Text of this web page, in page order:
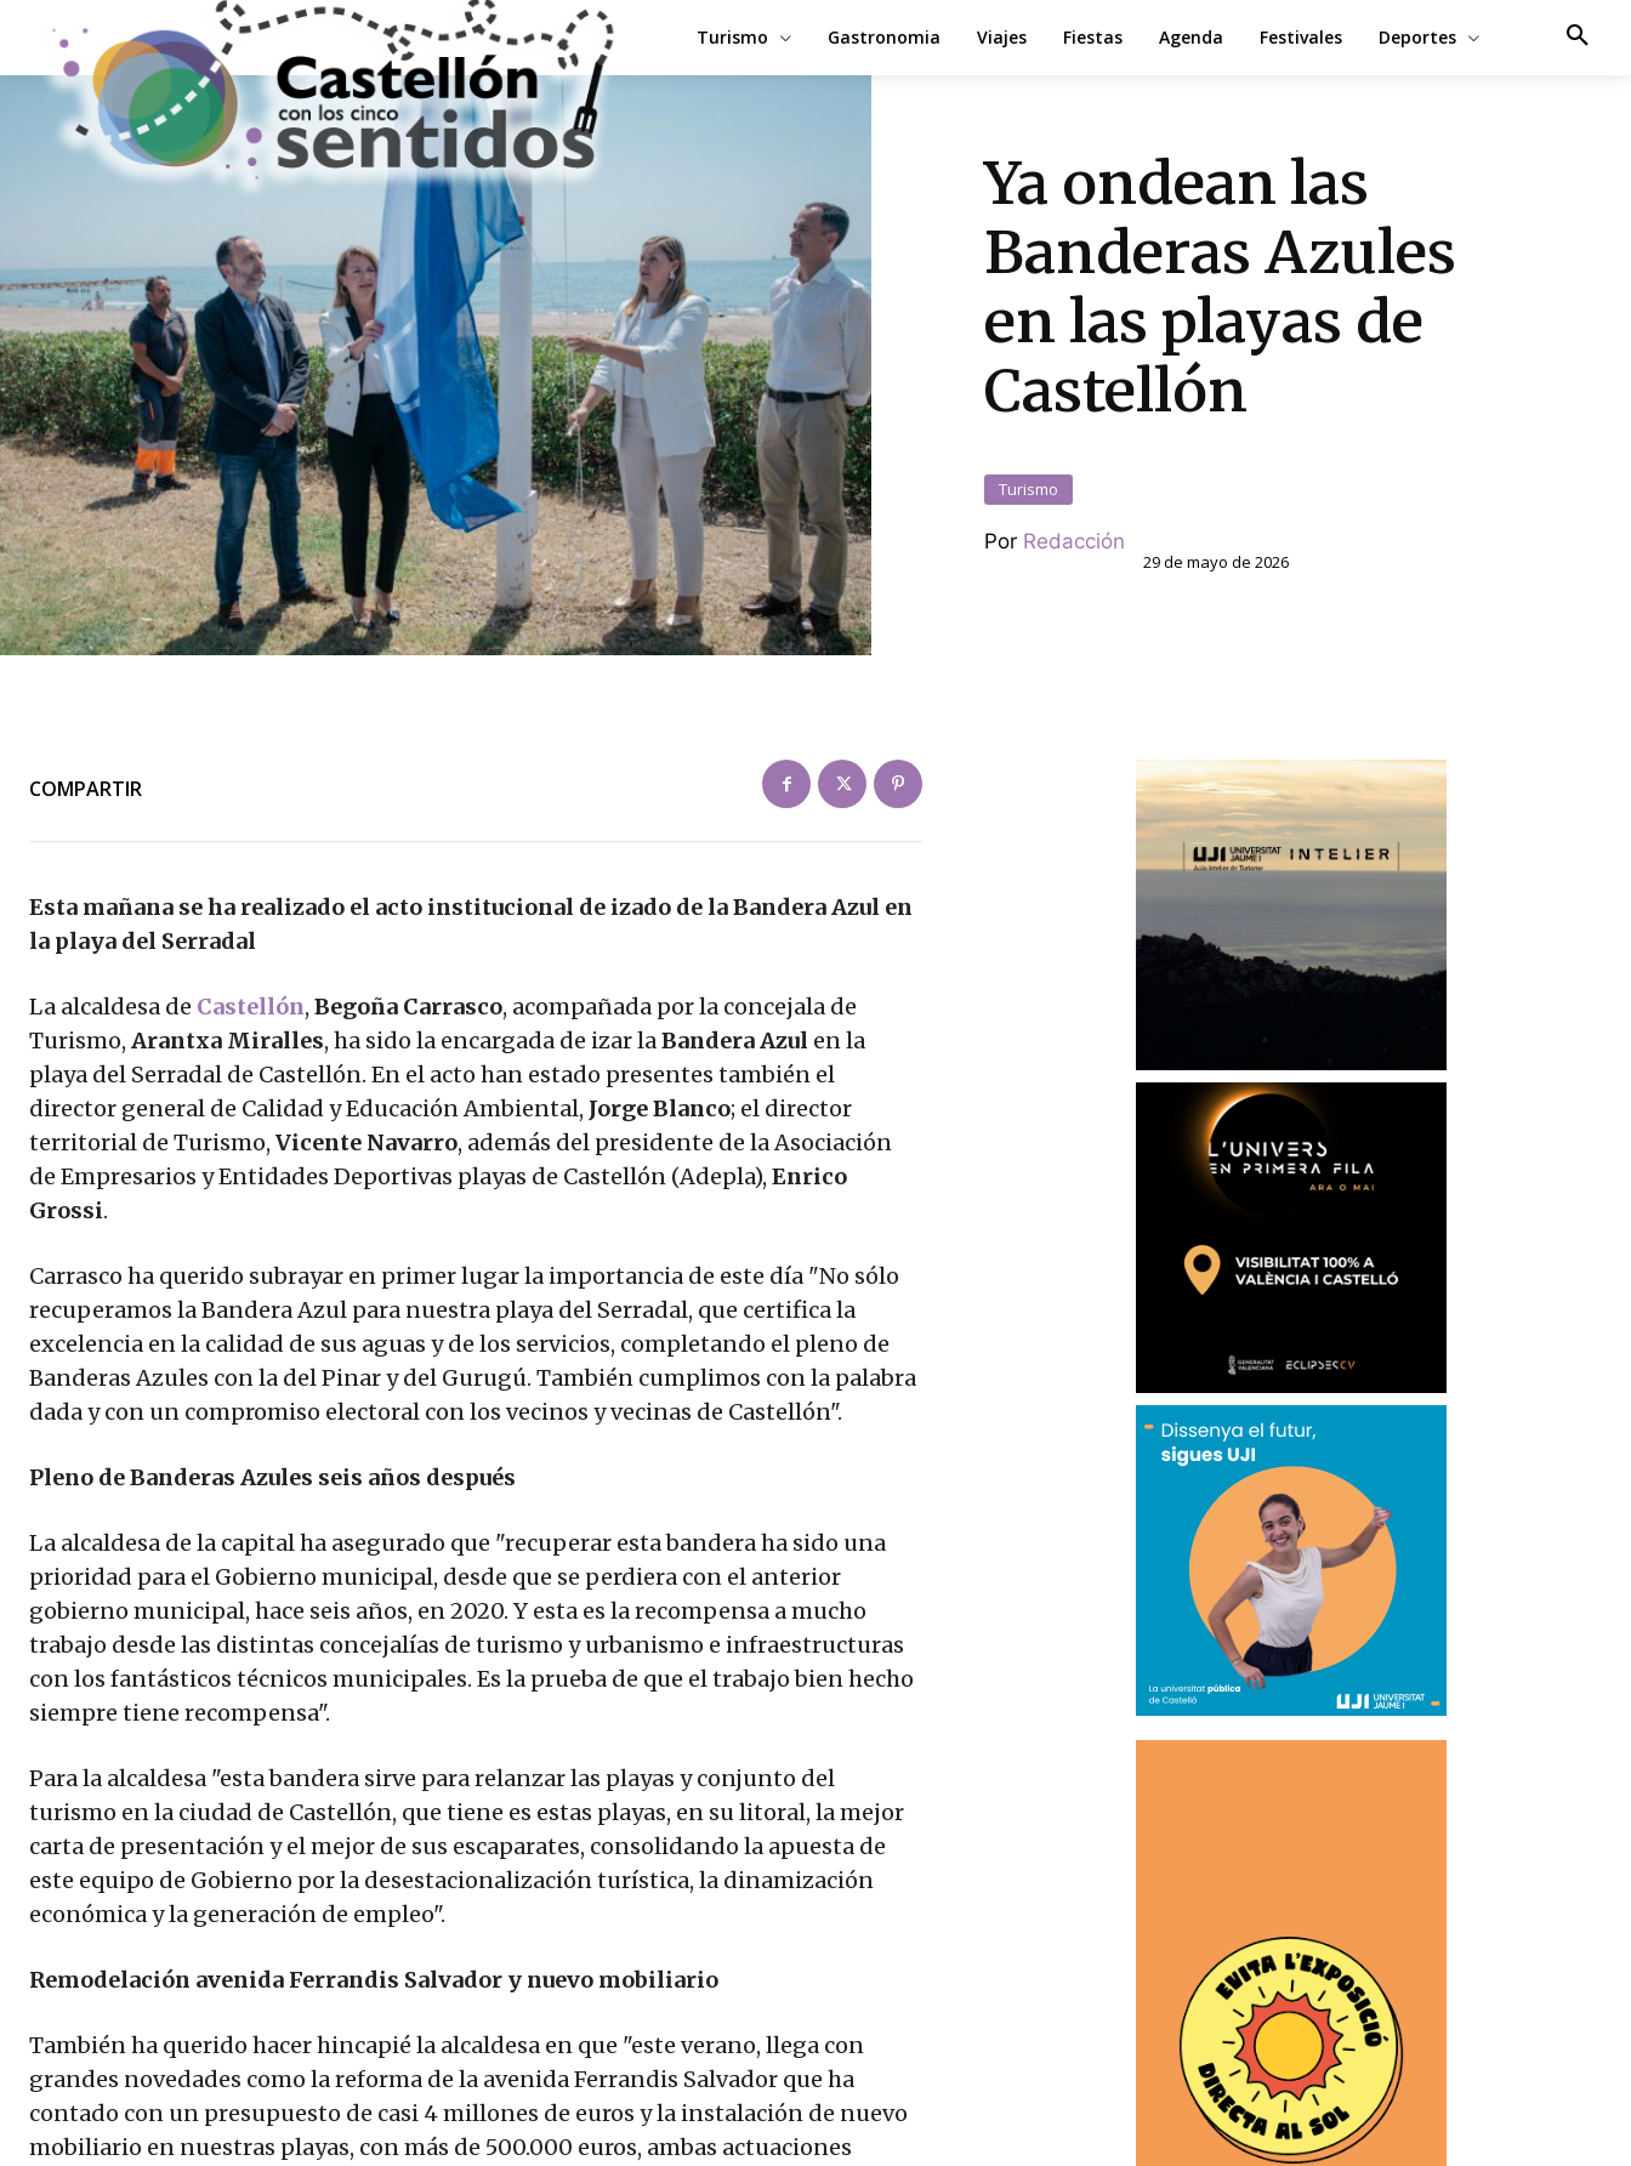
Turismo Gastronomia Viajes Fiestas Agenda Festivales Deportes
Ya ondean las
Banderas Azules
en las playas de
Castellón
Turismo
Por Redacción
29 de mayo de 2026
COMPARTIR
Esta mañana se ha realizado el acto institucional de izado de la Bandera Azul en
la playa del Serradal
La alcaldesa de Castellón, Begoña Carrasco, acompañada por la concejala de
Turismo, Arantxa Miralles, ha sido la encargada de izar laBandera Azul en la
playa del Serradal de Castellón. En el acto han estado presentes también el
director general de Calidad y Educación Ambiental, Jorge Blanco; el director
territorial de Turismo, Vicente Navarro, además del presidente de la Asociación
de Empresarios y Entidades Deportivas playas de Castellón (Adepla), Enrico
Grossi.
Carrasco ha querido subrayar en primer lugar la importancia de este día "No sólo
recuperamos la Bandera Azul para nuestra playa del Serradal, que certifica la
excelencia en la calidad de sus aguas y de los servicios, completando el pleno de
Banderas Azules con la del Pinar y del Gurugú. También cumplimos con la palabra
dada y con un compromiso electoral con los vecinos y vecinas de Castellón".
Pleno de Banderas Azules seis años después
La alcaldesa de la capital ha asegurado que "recuperar esta bandera ha sido una
prioridad para el Gobierno municipal, desde que se perdiera con el anterior
gobierno municipal, hace seis años, en 2020. Y esta es la recompensa a mucho
trabajo desde las distintas concejalías de turismo y urbanismo e infraestructuras
con los fantásticos técnicos municipales. Es la prueba de que el trabajo bien hecho
siempre tiene recompensa".
Para la alcaldesa "esta bandera sirve para relanzar las playas y conjunto del
turismo en la ciudad de Castellón, que tiene es estas playas, en su litoral, la mejor
carta de presentación y el mejor de sus escaparates, consolidando la apuesta de
este equipo de Gobierno por la desestacionalización turística, la dinamización
económica y la generación de empleo".
Remodelación avenida Ferrandis Salvador y nuevo mobiliario
También ha querido hacer hincapié la alcaldesa en que "este verano, llega con
grandes novedades como la reforma de la avenida Ferrandis Salvador que ha
contado con un presupuesto de casi 4 millones de euros y la instalación de nuevo
mobiliario en nuestras playas, con más de 500.000 euros, ambas actuaciones